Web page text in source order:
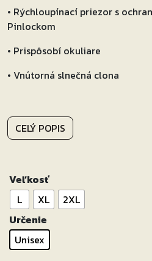
• Rýchloupínací priezor s
Pinlockom
• Prispôsobí okuliare
• Vnútorná slnečná clona
CELÝ POPIS
Veľkosť
L
XL
2XL
Určenie
Unisex